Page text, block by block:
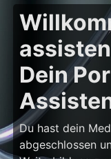
Dein
Du hast dein
abgeschlossen